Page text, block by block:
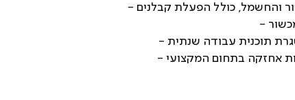
והחשמל, כולל הפעלת קבלנים -
-
תוכנית עבודה שנתית -
אחזקה בתחום המקצועי -